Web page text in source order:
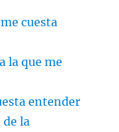
cuesta
la que me
entender
de la